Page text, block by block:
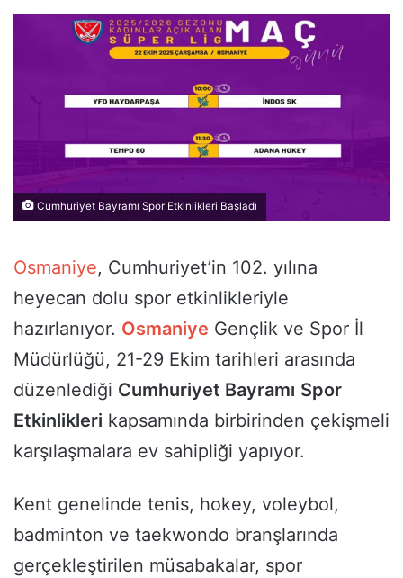
Cumhuriyet Bayramı Spor Etkinlikleri Başladı
Osmaniye, Cumhuriyet’in 102. yılına
heyecan dolu spor etkinlikleriyle
hazırlanıyor. Osmaniye Gençlik ve Spor İl
Müdürlüğü, 21-29 Ekim tarihleri arasında
düzenlediği Cumhuriyet Bayramı Spor
Etkinlikleri kapsamında birbirinden çekişmeli
karşılaşmalara ev sahipliği yapıyor.
Kent genelinde tenis, hokey, voleybol,
badminton ve taekwondo branşlarında
gerçekleştirilen müsabakalar, spor